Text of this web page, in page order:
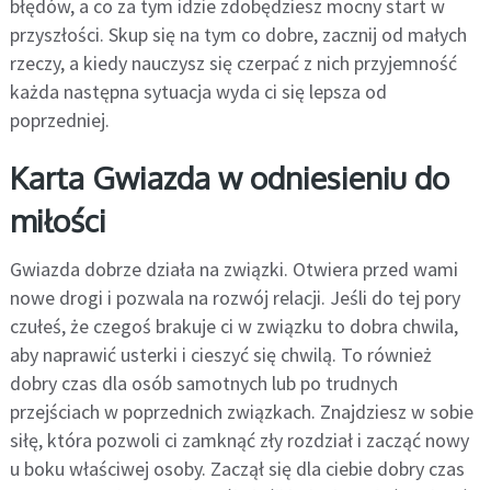
błędów, a co za tym idzie zdobędziesz mocny start w
przyszłości. Skup się na tym co dobre, zacznij od małych
rzeczy, a kiedy nauczysz się czerpać z nich przyjemność
każda następna sytuacja wyda ci się lepsza od
poprzedniej.
Karta Gwiazda w odniesieniu do
miłości
Gwiazda dobrze działa na związki. Otwiera przed wami
nowe drogi i pozwala na rozwój relacji. Jeśli do tej pory
czułeś, że czegoś brakuje ci w związku to dobra chwila,
aby naprawić usterki i cieszyć się chwilą. To również
dobry czas dla osób samotnych lub po trudnych
przejściach w poprzednich związkach. Znajdziesz w sobie
siłę, która pozwoli ci zamknąć zły rozdział i zacząć nowy
u boku właściwej osoby. Zaczął się dla ciebie dobry czas